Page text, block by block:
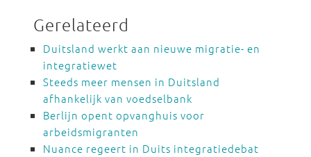
Gerelateerd
Duitsland werkt aan nieuwe migratie- en
integratiewet
Steeds meer mensen in Duitsland
afhankelijk van voedselbank
Berlijn opent opvanghuis voor
arbeidsmigranten
Nuance regeert in Duits integratiedebat